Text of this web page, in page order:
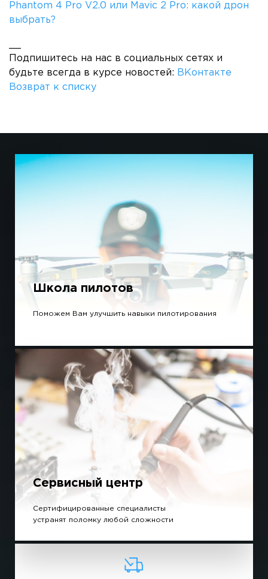
Phantom 4 Pro V2.0 или Mavic 2 Pro: какой дрон
выбрать?
Подпишитесь на нас в социальных сетях и
будьте всегда в курсе новостей: ВКонтакте
Возврат к списку
Школа пилотов
Поможем Вам улучшить навыки пилотирования
Сервисный центр
Сертифицированные специалисты
устранят поломку любой сложности